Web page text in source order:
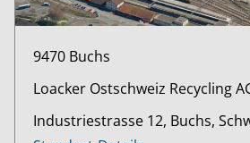
9470 Buchs
Loacker Ostschweiz Recycling
Industriestrasse 12, Buchs,